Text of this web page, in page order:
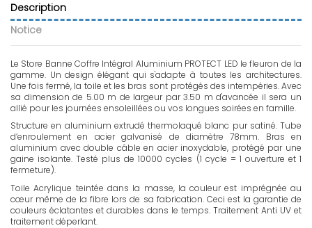
Description
Notice
Le Store Banne Coffre Intégral Aluminium PROTECT LED le fleuron de la
gamme. Un design élégant qui s'adapte à toutes les architectures.
Une fois fermé, la toile et les bras sont protégés des intempéries. Avec
sa dimension de 5.00 m de largeur par 3.50 m d'avancée il sera un
allié pour les journées ensoleillées ou vos longues soirées en famille.
Structure en aluminium extrudé thermolaqué blanc pur satiné. Tube
d’enroulement en acier galvanisé de diamètre 78mm. Bras en
aluminium avec double câble en acier inoxydable, protégé par une
gaine isolante. Testé plus de 10000 cycles (1 cycle = 1 ouverture et 1
fermeture).
Toile Acrylique teintée dans la masse, la couleur est imprégnée au
cœur même de la fibre lors de sa fabrication. Ceci est la garantie de
couleurs éclatantes et durables dans le temps. Traitement Anti UV et
traitement déperlant.